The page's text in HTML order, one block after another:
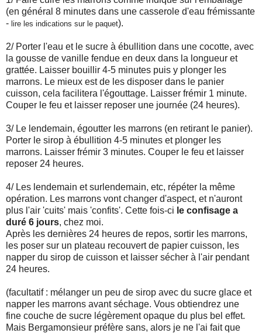
(en général 8 minutes dans une casserole d'eau frémissante
- lire les indications sur le paquet).
2/ Porter l'eau et le sucre à ébullition dans une cocotte, avec
la gousse de vanille fendue en deux dans la longueur et
grattée. Laisser bouillir 4-5 minutes puis y plonger les
marrons. Le mieux est de les disposer dans le panier
cuisson, cela facilitera l'égouttage. Laisser frémir 1 minute.
Couper le feu et laisser reposer une journée (24 heures).
3/ Le lendemain, égoutter les marrons (en retirant le panier).
Porter le sirop à ébullition 4-5 minutes et plonger les
marrons. Laisser frémir 3 minutes. Couper le feu et laisser
reposer 24 heures.
4/ Les lendemain et surlendemain, etc, répéter la même
opération. Les marrons vont changer d'aspect, et n'auront
plus l'air 'cuits' mais 'confits'. Cette fois-ci le confisage a
duré 6 jours, chez moi.
Après les dernières 24 heures de repos, sortir les marrons,
les poser sur un plateau recouvert de papier cuisson, les
napper du sirop de cuisson et laisser sécher à l'air pendant
24 heures.
(facultatif : mélanger un peu de sirop avec du sucre glace et
napper les marrons avant séchage. Vous obtiendrez une
fine couche de sucre légèrement opaque du plus bel effet.
Mais Bergamonsieur préfère sans, alors je ne l'ai fait que